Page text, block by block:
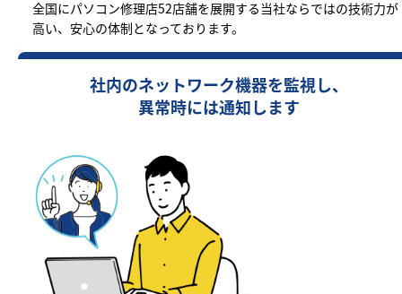
全国にパソコン修理店52店舗を展開する当社ならではの技術力が
高い、安心の体制となっております。
社内のネットワーク機器を監視し、
異常時には通知します